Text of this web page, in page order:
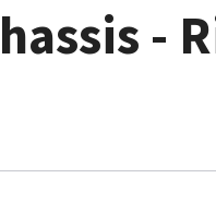
-